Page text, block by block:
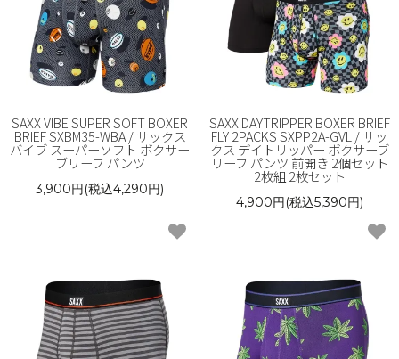
SAXX VIBE SUPER SOFT BOXER
BRIEF SXBM35-WBA / サックス
バイブ スーパーソフト ボクサー
ブリーフ パンツ
3,900円(税込4,290円)
SAXX DAYTRIPPER BOXER BRIEF
FLY 2PACKS SXPP2A-GVL / サッ
クス デイトリッパー ボクサーブ
リーフ パンツ 前開き 2個セット
2枚組 2枚セット
4,900円(税込5,390円)